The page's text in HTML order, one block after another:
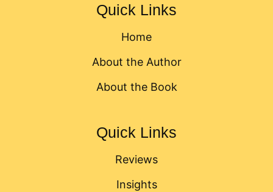
Quick Links
Home
About the Author
About the Book
Quick Links
Reviews
Insights